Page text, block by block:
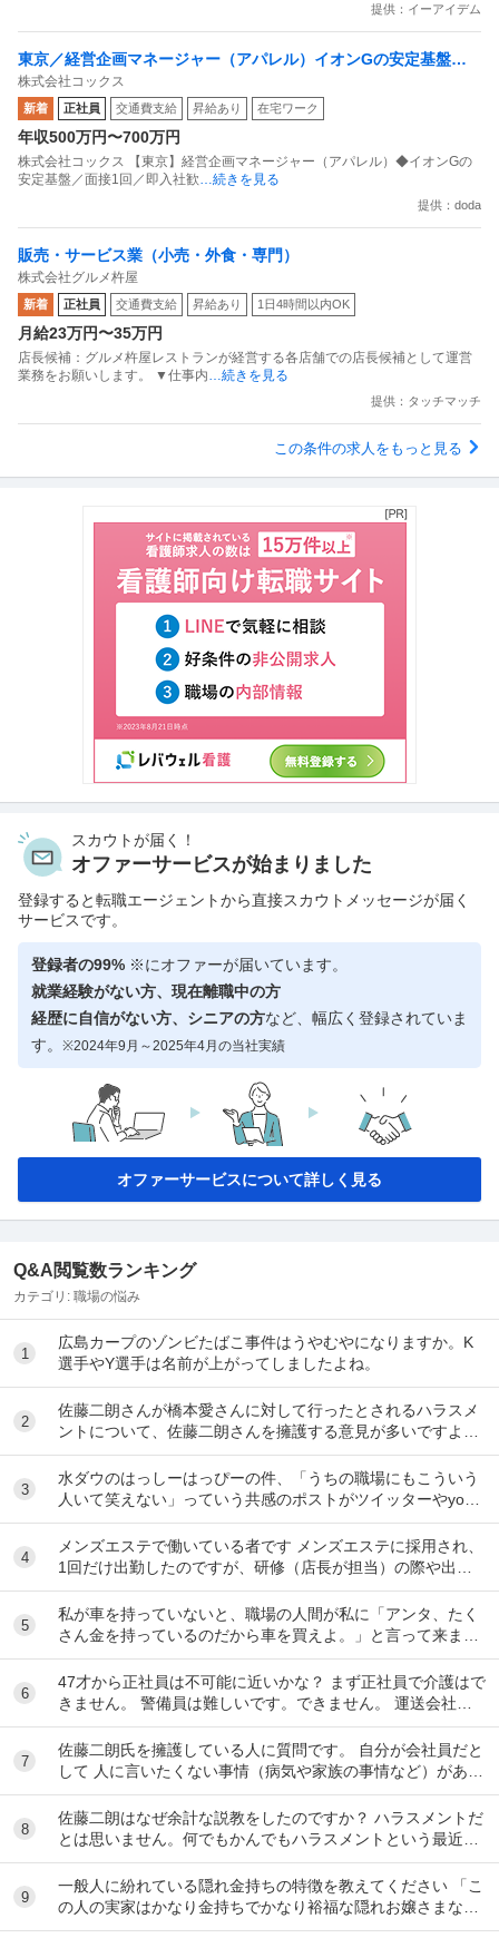
提供：イーアイデム
東京／経営企画マネージャー（アパレル）イオンGの安定基盤／
面接1回／即入社歓迎
株式会社コックス
新着 正社員 交通費支給 昇給あり 在宅ワーク
年収500万円〜700万円
株式会社コックス 【東京】経営企画マネージャー（アパレル）◆イオンGの
安定基盤／面接1回／即入社歓 …続きを見る
提供：doda
販売・サービス業（小売・外食・専門）
株式会社グルメ杵屋
新着 正社員 交通費支給 昇給あり 1日4時間以内OK
月給23万円〜35万円
店長候補：グルメ杵屋レストランが経営する各店舗での店長候補として運営
業務をお願いします。 ▼仕事内 …続きを見る
提供：タッチマッチ
この条件の求人をもっと見る
スカウトが届く！
オファーサービスが始まりました
登録すると転職エージェントから直接スカウトメッセージが届く
サービスです。
登録者の99% ※にオファーが届いています。
就業経験がない方、現在離職中の方
経歴に自信がない方、シニアの方など、幅広く登録されていま
す。 ※2024年9月～2025年4月の当社実績
オファーサービスについて詳しく見る
Q&A閲覧数ランキング
カテゴリ: 職場の悩み
1
広島カープのゾンビたばこ事件はうやむやになりますか。K
選手やY選手は名前が上がってしましたよね。
2
佐藤二朗さんが橋本愛さんに対して行ったとされるハラスメ
ントについて、佐藤二朗さんを擁護する意見が多いですよ
ね。 これは極端に言えば、 「ハラスメントでは...
3
水ダウのはっしーはっぴーの件、「うちの職場にもこういう
人いて笑えない」っていう共感のポストがツイッターやyout
ubeのコメント欄に多すぎてそっちに驚いて...
4
メンズエステで働いている者です メンズエステに採用され、
1回だけ出勤したのですが、研修（店長が担当）の際や出勤
時に「元々デリをやっていたなら」という理由で...
5
私が車を持っていないと、職場の人間が私に「アンタ、たく
さん金を持っているのだから車を買えよ。」と言って来ま
す。 でも なんで しんどい思いをして働いた金で...
6
47才から正社員は不可能に近いかな？ まず正社員で介護はで
きません。 警備員は難しいです。できません。 運送会社の
運転手は無理です。できません 過去にうつ...
7
佐藤二朗氏を擁護している人に質問です。 自分が会社員だと
して 人に言いたくない事情（病気や家族の事情など）があ
り、上司や総務等に相談した結果、仕事内容を...
8
佐藤二朗はなぜ余計な説教をしたのですか？ ハラスメントだ
とは思いません。何でもかんでもハラスメントという最近の
風潮に反対です。ただ、橋本愛からすれば良い気...
9
一般人に紛れている隠れ金持ちの特徴を教えてください 「こ
の人の実家はかなり金持ちでかなり裕福な隠れお嬢さまなん
だな」とわかる特徴を教えてください 私の...